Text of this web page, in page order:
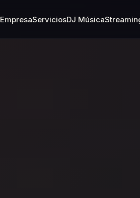
EmpresaServiciosDJ Música